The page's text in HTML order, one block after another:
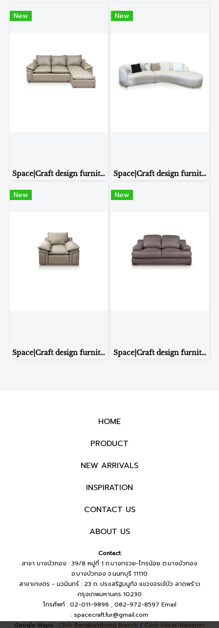
New
Space|Craft design furniture & living โซฟา รุ่น BYRON หนังแท้ผิวสัมผัส (L-shape 3 seaters)
New
Space|Craft design furniture & living โซฟา รุ่น SF0023046 (White)
New
Space|Craft design furniture & living โซฟา รุ่น BYRON หนังแท้ผิวสัมผัส (1 seater)
New
Space|Craft design furniture & living โซฟา รุ่น FLEX หนังแท้ผิวสัมผัส (2 seaters)
HOME
PRODUCT
NEW ARRIVALS
INSPIRATION
CONTACT US
ABOUT US
Contact
สาขา บางบัวทอง : 39/8 หมู่ที่ 1 ถ.บางกรวย-ไทรน้อย ต.บางบัวทอง
อ.บางบัวทอง จ.นนทบุรี 11110
สาขาเกษตร - นวมินทร์ : 23 ถ. ประเสริฐมนูกิจ แขวงจรเข้บัว ลาดพร้าว
กรุงเทพมหานคร 10230
โทรศัพท์ : 02-011-9896 , 082-972-8597 Email
: spacecraft.fur@gmail.com
Google Maps : Click Bangbuathong Branch / Click Kaset-Nawamin